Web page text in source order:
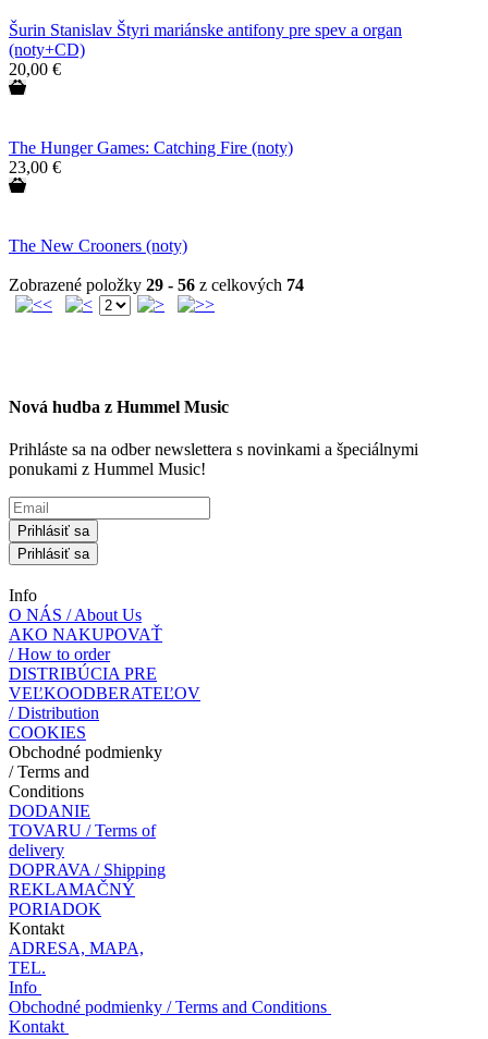
Šurin Stanislav Štyri mariánske antifony pre spev a organ
(noty+CD)
20,00 €
The Hunger Games: Catching Fire (noty)
23,00 €
The New Crooners (noty)
Zobrazené položky 29 - 56 z celkových 74
Nová hudba z Hummel Music
Prihláste sa na odber newslettera s novinkami a špeciálnymi
ponukami z Hummel Music!
Prihlásiť sa
Prihlásiť sa
Info
O NÁS / About Us
AKO NAKUPOVAŤ
/ How to order
DISTRIBÚCIA PRE
VEĽKOODBERATEĽOV
/ Distribution
COOKIES
Obchodné podmienky
/ Terms and
Conditions
DODANIE
TOVARU / Terms of
delivery
DOPRAVA / Shipping
REKLAMAČNÝ
PORIADOK
Kontakt
ADRESA, MAPA,
TEL.
Info
Obchodné podmienky / Terms and Conditions
Kontakt